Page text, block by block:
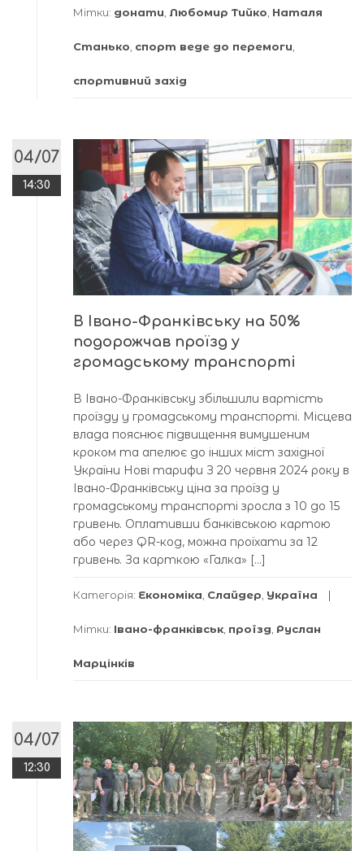
Мітки: донати, Любомир Тийко, Наталя
Станько, спорт веде до перемоги,
спортивний захід
04/07
14:30
В Івано-Франківську на 50%
подорожчав проїзд у
громадському транспорті
В Івано-Франківську збільшили вартість
проїзду у громадському транспорті. Місцева
влада пояснює підвищення вимушеним
кроком та апелює до інших міст західної
України Нові тарифи З 20 червня 2024 року в
Івано-Франківську ціна за проїзд у
громадському транспорті зросла з 10 до 15
гривень. Оплативши банківською картою
або через QR-код, можна проїхати за 12
гривень. За карткою «Галка» […]
Категорія: Економіка Слайдер Україна
Мітки: Івано-франківськ проїзд Руслан
Марцінків
04/07
12:30